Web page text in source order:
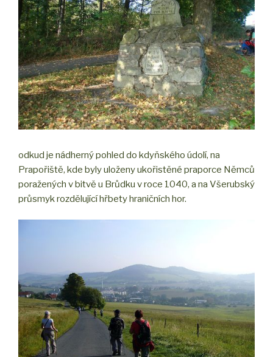
odkud je nádherný pohled do kdyňského údolí, na
Prapořiště, kde byly uloženy ukořistěné praporce Němců
poražených v bitvě u Brůdku v roce 1040, a na Všerubský
průsmyk rozdělující hřbety hraničních hor.